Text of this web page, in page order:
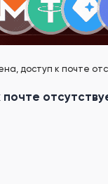
доступ к почте